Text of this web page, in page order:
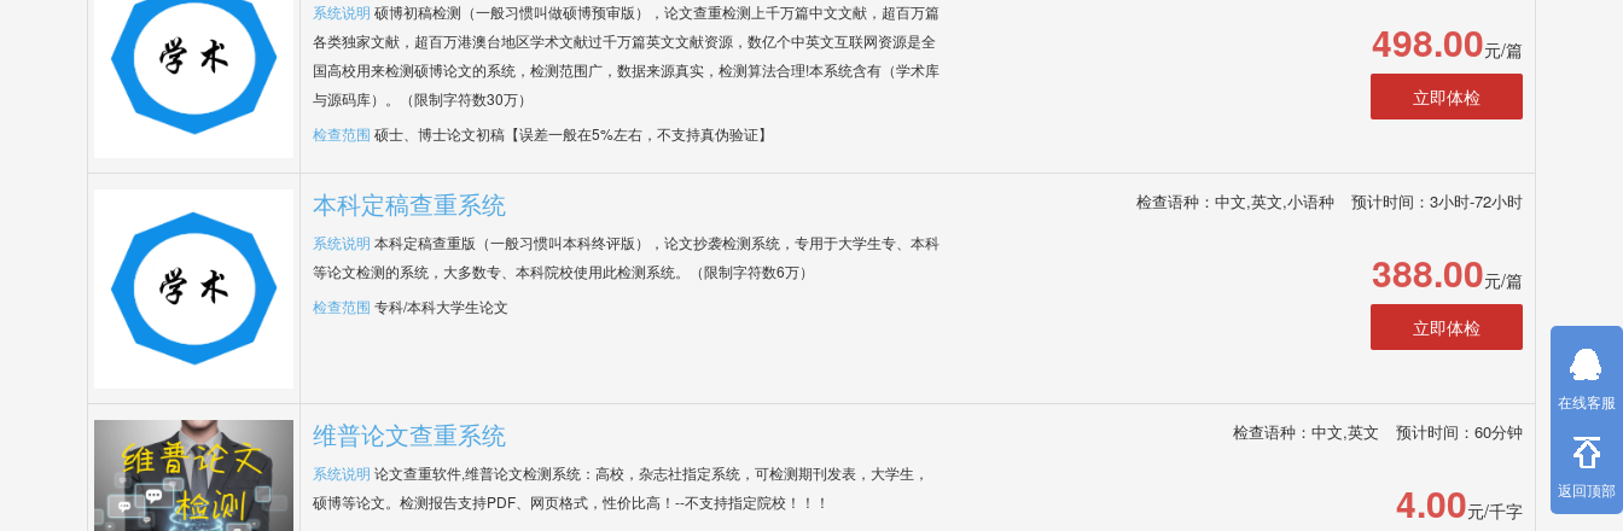
系统说明 硕博初稿检测（一般习惯叫做硕博预审版），论文查重检测上千万篇中文文献，超百万篇
各类独家文献，超百万港澳台地区学术文献过千万篇英文文献资源，数亿个中英文互联网资源是全
国高校用来检测硕博论文的系统，检测范围广，数据来源真实，检测算法合理!本系统含有（学术库
与源码库）。（限制字符数30万）
检查范围 硕士、博士论文初稿【误差一般在5%左右，不支持真伪验证】
498.00元/篇
立即体检
本科定稿查重系统 检查语种：中文,英文,小语种 预计时间：3小时-72小时
系统说明 本科定稿查重版（一般习惯叫本科终评版），论文抄袭检测系统，专用于大学生专、本科
等论文检测的系统，大多数专、本科院校使用此检测系统。（限制字符数6万）
检查范围 专科/本科大学生论文
388.00元/篇
立即体检
维普论文查重系统 检查语种：中文,英文 预计时间：60分钟
系统说明 论文查重软件,维普论文检测系统：高校，杂志社指定系统，可检测期刊发表，大学生，
硕博等论文。检测报告支持PDF、网页格式，性价比高！--不支持指定院校！！！
4.00元/千字
在线客服
返回顶部